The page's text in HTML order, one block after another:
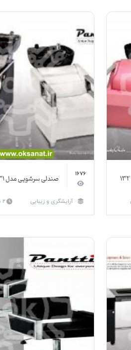
1676 صندلی سرشویی مدل 131 و مدل 184
آرایشگری و زیبایی 2 سال پیش